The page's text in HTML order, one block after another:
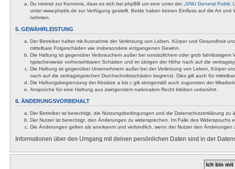
Du nimmst zur Kenntnis, dass es sich bei phpBB um eine unter der „ GNU General Public
unter www.phpbb.de zur Verfügung gestellt. Beide haben keinen Einfluss auf die Art
nehmen.
5. GEWÄHRLEISTUNG
Der Betreiber haftet mit Ausnahme der Verletzung von Leben, Körper und Gesundheit
mittelbare Folgeschäden wie insbesondere entgangenen Gewinn.
Die Haftung ist gegenüber Verbrauchern außer bei vorsätzlichem oder grob
typischerweise vorhersehbaren Schäden und im übrigen der Höhe nach auf die
Die Haftung ist gegenüber Unternehmern außer bei der Verletzung von Leben, Körper
nach auf die vertragstypischen Durchschnittsschäden begrenzt. Dies gilt auch für
Die Haftungsbegrenzung der Absätze a bis c gilt sinngemäß auch zugunsten der
Ansprüche für eine Haftung aus zwingendem nationalem Recht bleiben unberührt.
6. ÄNDERUNGSVORBEHALT
Der Betreiber ist berechtigt, die Nutzungsbedingungen und die Datenschutzerklärung zu
Der Nutzer ist berechtigt, den Änderungen zu widersprechen. Im Falle des Widerspruchs
Die Änderungen gelten als anerkannt und verbindlich, wenn der Nutzer den Änderungen
Informationen über den Umgang mit deinen persönlichen Daten sind in der